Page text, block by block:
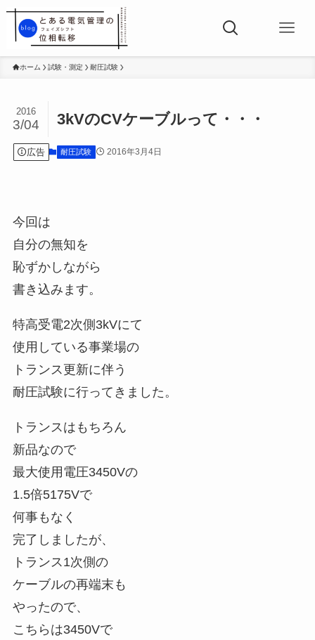
ホーム 試験・測定 耐圧試験
3kVのCVケーブルって・・・
2016
3/04
広告 耐圧試験 2016年3月4日
今回は
自分の無知を
恥ずかしながら
書き込みます。
特高受電2次側3kVにて
使用している事業場の
トランス更新に伴う
耐圧試験に行ってきました。
トランスはもちろん
新品なので
最大使用電圧3450Vの
1.5倍5175Vで
何事もなく
完了しましたが、
トランス1次側の
ケーブルの再端末も
やったので、
こちらは3450Vで